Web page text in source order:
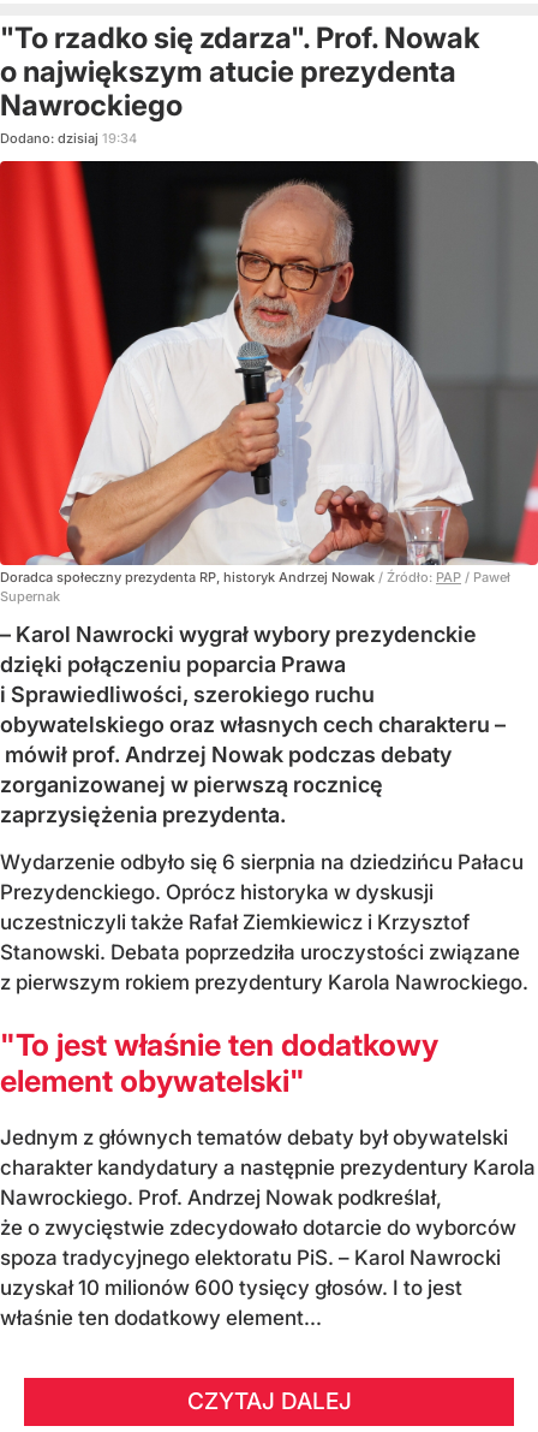
"To rzadko się zdarza". Prof. Nowak
o największym atucie prezydenta
Nawrockiego
Dodano: dzisiaj 19:34
Doradca społeczny prezydenta RP, historyk Andrzej Nowak / Źródło: PAP / Paweł
Supernak
– Karol Nawrocki wygrał wybory prezydenckie
dzięki połączeniu poparcia Prawa
i Sprawiedliwości, szerokiego ruchu
obywatelskiego oraz własnych cech charakteru –
mówił prof. Andrzej Nowak podczas debaty
zorganizowanej w pierwszą rocznicę
zaprzysiężenia prezydenta.
Wydarzenie odbyło się 6 sierpnia na dziedzińcu Pałacu
Prezydenckiego. Oprócz historyka w dyskusji
uczestniczyli także Rafał Ziemkiewicz i Krzysztof
Stanowski. Debata poprzedziła uroczystości związane
z pierwszym rokiem prezydentury Karola Nawrockiego.
"To jest właśnie ten dodatkowy
element obywatelski"
Jednym z głównych tematów debaty był obywatelski
charakter kandydatury a następnie prezydentury Karola
Nawrockiego. Prof. Andrzej Nowak podkreślał,
że o zwycięstwie zdecydowało dotarcie do wyborców
spoza tradycyjnego elektoratu PiS. – Karol Nawrocki
uzyskał 10 milionów 600 tysięcy głosów. I to jest
właśnie ten dodatkowy element...
CZYTAJ DALEJ